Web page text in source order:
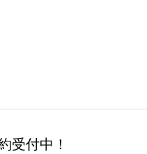
受付中！